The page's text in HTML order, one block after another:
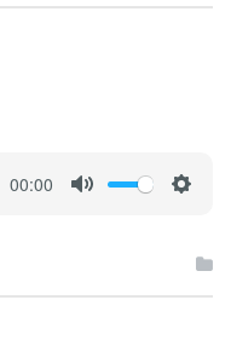
00:00